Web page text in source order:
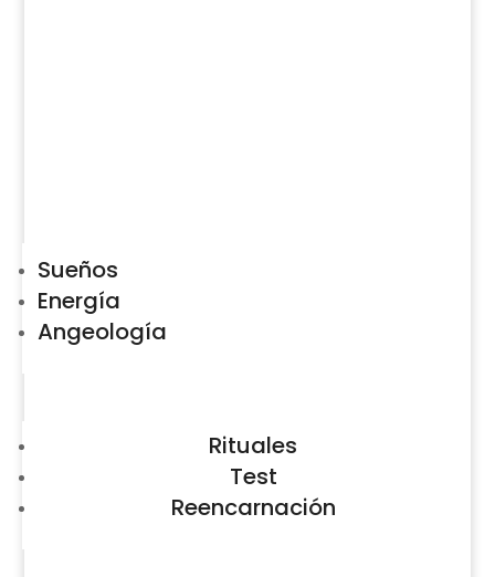
Sueños
Energía
Angeología
Rituales
Test
Reencarnación